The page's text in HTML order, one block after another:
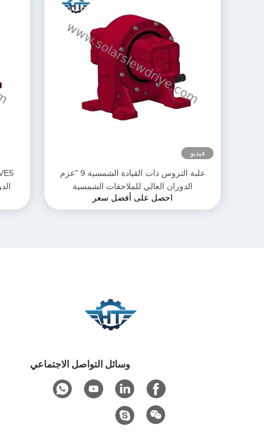
فيديو
علبة التروس ذات القيادة الشمسية 9 "عزم
الدوران العالي للملاحقات الشمسية
احصل على أفضل سعر
وسائل التواصل الاجتماعي